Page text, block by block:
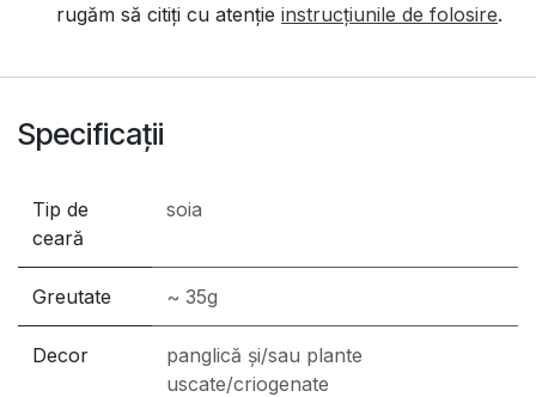
rugăm să citiți cu atenție instrucțiunile de folosire.
Specificații
Tip de
ceară
soia
Greutate ~ 35g
Decor
panglică și/sau plante
uscate/criogenate